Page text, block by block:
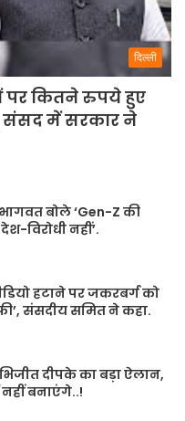
दिल्ली
पर कितने रुपये हुए
संसद में सरकार ने
बोले ‘Gen-Z की
विरोधी नहीं’.
हटाने पर जकरबर्ग को
संसदीय समित ने कहा.
दीपके का बड़ा ऐलान,
नहीं बनाएंगे..!